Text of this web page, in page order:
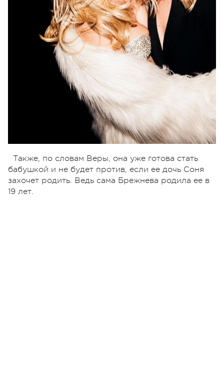
Также, по словам Веры, она уже готова стать
бабушкой и не будет против, если ее дочь Соня
захочет родить. Ведь сама Брежнева родила ее в
19 лет.